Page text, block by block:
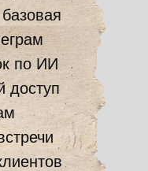
по ИИ
доступ